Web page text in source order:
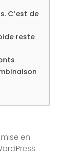
C’est de
reste
en